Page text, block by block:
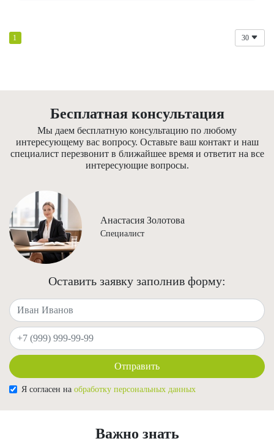
1 30
Бесплатная консультация
Мы даем бесплатную консультацию по любому
интересующему вас вопросу. Оставьте ваш контакт и наш
специалист перезвонит в ближайшее время и ответит на все
интересующие вопросы.
Анастасия Золотова
Специалист
Оставить заявку заполнив форму:
Ваше имя
Ваш телефон
Отправить
Я согласен на обработку персональных данных
Важно знать